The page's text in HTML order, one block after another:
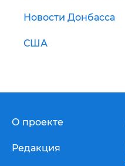
Новости Донбасса
США
О проекте
Редакция